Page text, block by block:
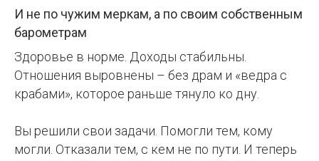
И не по чужим меркам, а по своим собственным
барометрам
Здоровье в норме. Доходы стабильны.
Отношения выровнены – без драм и «ведра с
крабами», которое раньше тянуло ко дну.
Вы решили свои задачи. Помогли тем, кому
могли. Отказали тем, с кем не по пути. И теперь